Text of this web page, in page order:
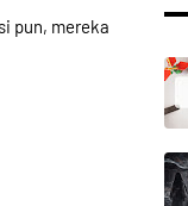
pun, mereka